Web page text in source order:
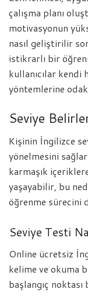
çalışma planı
motivasyonun
nasıl geliştirilir
istikrarlı bir
kullanıcılar kendi
yöntemlerine
Seviye
Kişinin İngilizce
yönelmesini
karmaşık
yaşayabilir, bu
öğrenme sürecini
Seviye Testi
Online ücretsiz
kelime ve okuma
başlangıç